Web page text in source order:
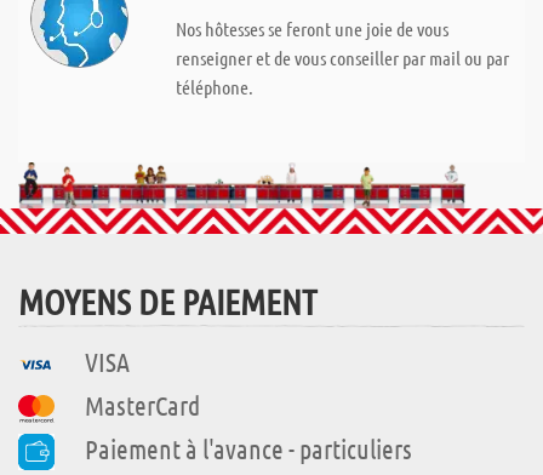
Nos hôtesses se feront une joie de vous
renseigner et de vous conseiller par mail ou par
téléphone.
MOYENS DE PAIEMENT
VISA
MasterCard
Paiement à l'avance - particuliers